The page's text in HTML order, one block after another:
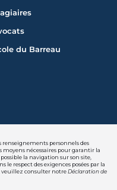
renseignements personnels des
nécessaires pour garantir la
la navigation sur son site,
le respect des exigences posées par la
veuillez consulter notreDéclaration de
du Barreau
et